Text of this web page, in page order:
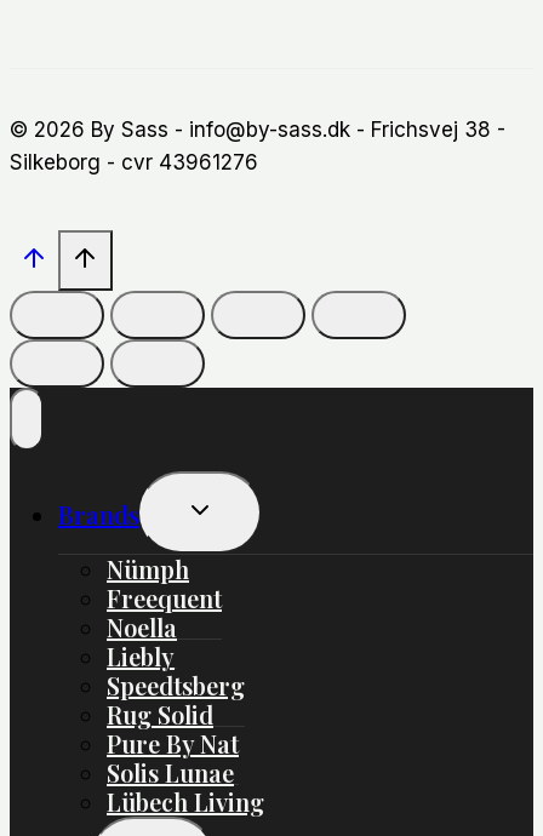
© 2026 By Sass - info@by-sass.dk - Frichsvej 38 -
Silkeborg - cvr 43961276
Brands
Skift
Undermenu
Nümph
Freequent
Noella
Liebly
Speedtsberg
Rug Solid
Pure By Nat
Solis Lunae
Lübech Living